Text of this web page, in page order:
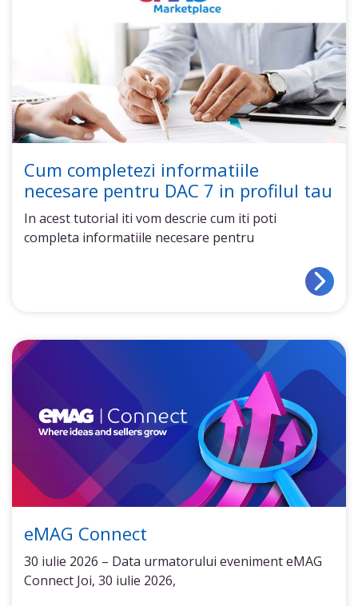
Cum completezi informatiile
necesare pentru DAC 7 in profilul tau
In acest tutorial iti vom descrie cum iti poti
completa informatiile necesare pentru
eMAG Connect
30 iulie 2026 – Data urmatorului eveniment eMAG
Connect Joi, 30 iulie 2026,